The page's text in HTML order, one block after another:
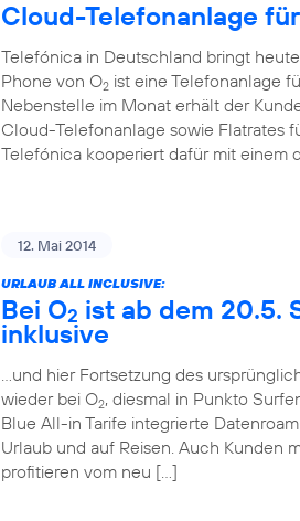
Cloud-Telefonanlage
Telefónica in Deutschland bringt
Phone von O2 ist eine Telefonanlage
Nebenstelle im Monat erhält der
Cloud-Telefonanlage sowie Flatrates
Telefónica kooperiert dafür mit einem
12. Mai 2014
URLAUB ALL INCLUSIVE:
Bei O2 ist ab dem 20.5.
inklusive
…und hier Fortsetzung des
wieder bei O2, diesmal in Punkto
Blue All-in Tarife integrierte
Urlaub und auf Reisen. Auch Kunden
profitieren vom neu […]